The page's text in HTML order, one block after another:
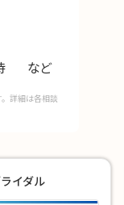
など
詳細は各相談